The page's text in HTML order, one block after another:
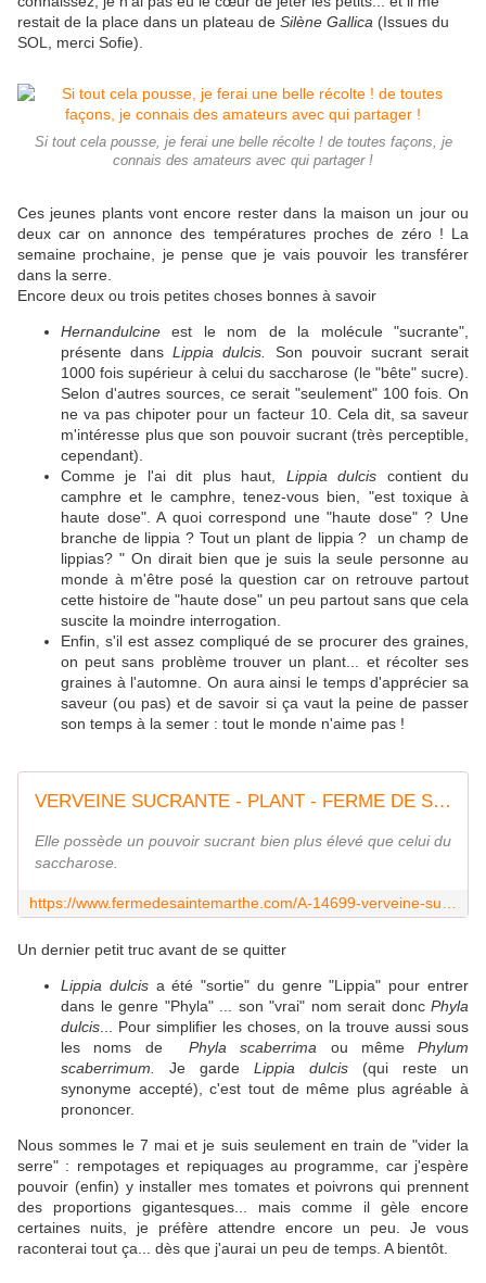
restait de la place dans un plateau de Silène Gallica (Issues du
SOL, merci Sofie).
Si tout cela pousse, je ferai une belle récolte ! de toutes façons, je
connais des amateurs avec qui partager !
Ces jeunes plants vont encore rester dans la maison un jour ou
deux car on annonce des températures proches de zéro ! La
semaine prochaine, je pense que je vais pouvoir les transférer
dans la serre.
Encore deux ou trois petites choses bonnes à savoir
Hernandulcine est le nom de la molécule "sucrante",
présente dansLippia dulcis. Son pouvoir sucrant serait
1000 fois supérieur à celui du saccharose (le "bête" sucre).
Selon d'autres sources, ce serait "seulement" 100 fois. On
ne va pas chipoter pour un facteur 10. Cela dit, sa saveur
m'intéresse plus que son pouvoir sucrant (très perceptible,
cependant).
Comme je l'ai dit plus haut,
Lippia dulcis contient du
camphre et le camphre, tenez-vous bien, "est toxique à
haute dose". A quoi correspond une "haute dose" ? Une
branche de lippia ? Tout un plant de lippia ? un champ de
lippias? " On dirait bien que je suis la seule personne au
monde à m'être posé la question car on retrouve partout
cette histoire de "haute dose" un peu partout sans que cela
suscite la moindre interrogation.
Enfin, s'il est assez compliqué de se procurer des graines,
on peut sans problème trouver un plant... et récolter ses
graines à l'automne. On aura ainsi le temps d'apprécier sa
saveur (ou pas) et de savoir si ça vaut la peine de passer
son temps à la semer : tout le monde n'aime pas !
VERVEINE SUCRANTE - PLANT - FERME DE SAINTE MARTHE
Elle possède un pouvoir sucrant bien plus élevé que celui du
saccharose.
Un dernier petit truc avant de se quitter
Lippia dulcisa été "sortie" du genre "Lippia" pour entrer
dans le genre "Phyla" ... son "vrai" nom serait donc Phyla
dulcis ... Pour simplifier les choses, on la trouve aussi sous
les noms de Phyla scaberrima ou même Phylum
scaberrimum.
Je garde Lippia dulcis (qui reste un
synonyme accepté), c'est tout de même plus agréable à
prononcer.
Nous sommes le 7 mai et je suis seulement en train de "vider la
serre" : rempotages et repiquages au programme, car j'espère
pouvoir (enfin) y installer mes tomates et poivrons qui prennent
des proportions gigantesques... mais comme il gèle encore
certaines nuits, je préfère attendre encore un peu. Je vous
raconterai tout ça... dès que j'aurai un peu de temps. A bientôt.